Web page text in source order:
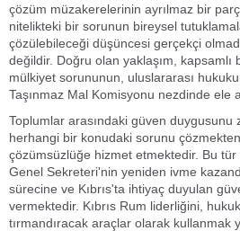
çözüm müzakerelerinin ayrılmaz bir
nitelikteki bir sorunun bireysel
çözülebileceği düşüncesi gerçekçi
değildir. Doğru olan yaklaşım, kapsamlı
mülkiyet sorununun, uluslararası
Taşınmaz Mal Komisyonu nezdinde ele
Toplumlar arasındaki güven duygusunu
herhangi bir konudaki sorunu
çözümsüzlüğe hizmet etmektedir. Bu tür
Genel Sekreteri'nin yeniden ivme
sürecine ve Kıbrıs'ta ihtiyaç duyulan
vermektedir. Kıbrıs Rum liderliğini,
tırmandıracak araçlar olarak kullanmak